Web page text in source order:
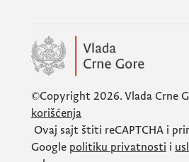
©Copyright 2026. Vlada Crne
korišćenja
Ovaj sajt štiti reCAPTCHA i
Google politiku privatnosti i